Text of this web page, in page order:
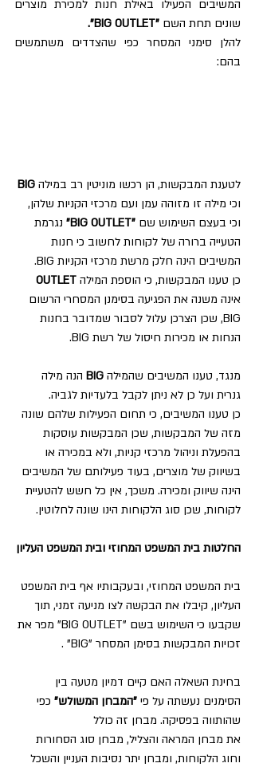
שונים תחת השם "BIG OUTLET".
בהם:
לטענת המבקשות, הן רכשו מוניטין רב במילה BIG
וכי מילה זו מזוהה עמן ועם מרכזי הקניות שלהן,
וכי בעצם השימוש שם "BIG OUTLET"
נגרמת
הטעייה ברורה של לקוחות לחשוב כי חנות
המשיבים הינה חלק מרשת מרכזי הקניות BIG.
כן טענו המבקשות, כי הוספת המילה OUTLET
אינה משנה את הפגיעה בסימנן המסחרי הרשום
BIG, שכן הצרכן עלול לסבור שמדובר בחנות
הנחות או מכירות חיסול של רשת BIG.
מנגד, טענו המשיבים שהמילה BIG הנה מילה
גנרית ועל כן לא ניתן לקבל בלעדיות לגביה.
כן טענו המשיבים, כי תחום הפעילות שלהם שונה
מזה של המבקשות, שכן המבקשות עוסקות
בהפעלת וניהול מרכזי קניות, ולא במכירה או
בשיווק של מוצרים, בעוד פעילותם של המשיבים
הינה שיווק ומכירה. משכך, אין כל חשש להטעיית
לקוחות, שכן סוג הלקוחות הינו שונה לחלוטין.
החלטות בית המשפט המחוזי ובית המשפט העליון
בית המשפט המחוזי, ובעקבותיו אף בית המשפט
העליון, קיבלו את הבקשה לצו מניעה זמני, תוך
שקבעו כי השימוש בשם "BIG OUTLET" מפר את
זכויות המבקשות בסימן המסחר "BIG" .
בחינת השאלה האם קיים דמיון מטעה בין
הסימנים נעשתה על פי "המבחן המשולש" כפי
שהותווה בפסיקה. מבחן זה כולל
את מבחן המראה והצליל, מבחן סוג הסחורות
וחוג הלקוחות, ומבחן יתר נסיבות העניין והשכל